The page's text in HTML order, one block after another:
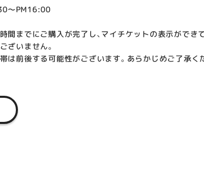
～PM16:00
までにご購入が完了し、マイチケットの表示ができ
ざいません。
前後する可能性がございます。あらかじめご了承く